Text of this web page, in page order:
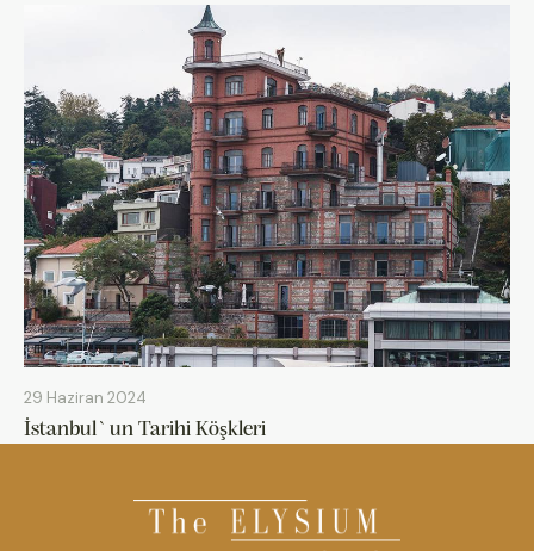
29 Haziran 2024
İstanbul`un Tarihi Köşkleri